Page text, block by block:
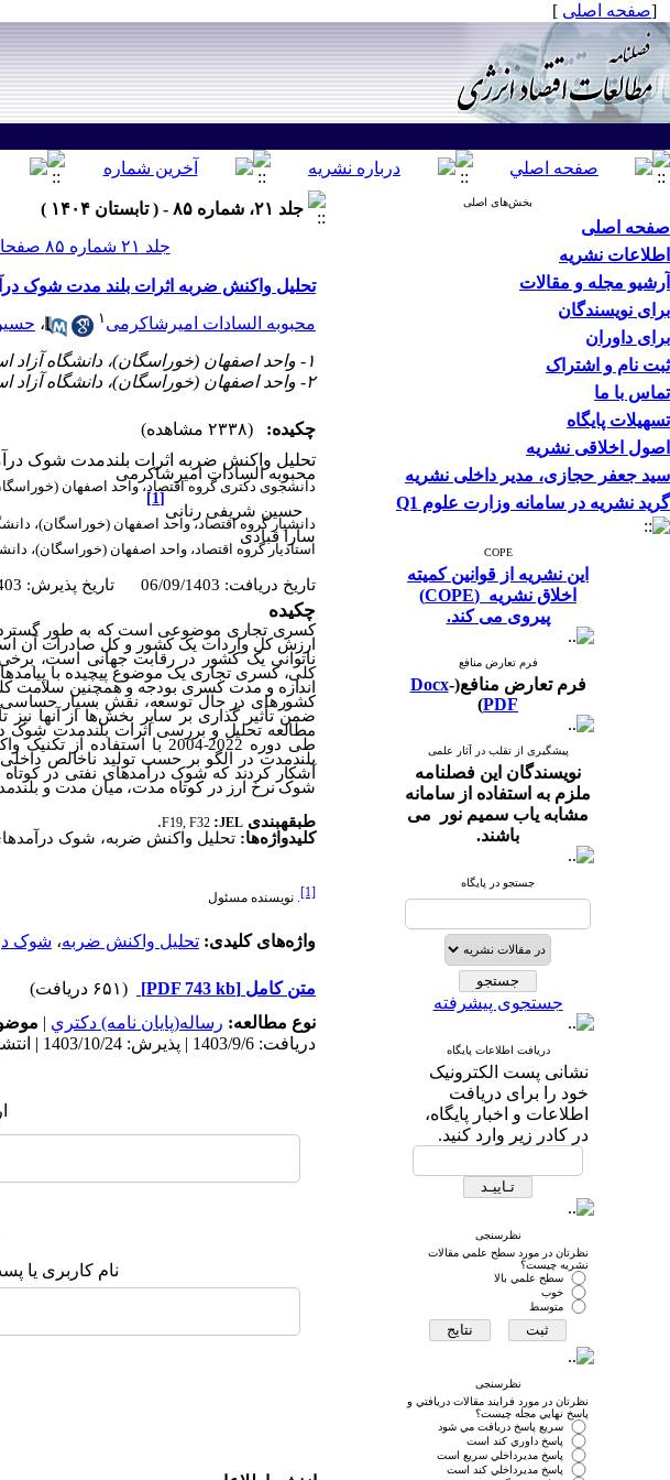
[صفحه اصلی ]
بخش‌های اصلی
صفحه اصلی
اطلاعات نشریه
آرشیو مجله و مقالات
برای نویسندگان
برای داوران
ثبت نام و اشتراک
تماس با ما
تسهیلات پایگاه
اصول اخلاقی نشریه
سید جعفر حجازی، مدیر داخلی نشریه
گرید نشریه در سامانه وزارت علوم Q1
COPE
این نشریه از قوانین کمیته
اخلاق نشریه (COPE)
پیروی می کند.
فرم تعارض منافع
فرم تعارض منافع( Docx-
PDF
)
پیشگیری از تقلب در آثار علمی
نویسندگان این فصلنامه
ملزم به استفاده از سامانه
مشابه یاب سمیم نور می
باشند.
جستجو در پایگاه
جستجوی پیشرفته
دریافت اطلاعات پایگاه
نشانی پست الکترونیک
خود را برای دریافت
اطلاعات و اخبار پایگاه،
در کادر زیر وارد کنید.
نظرسنجی
نظرتان در مورد سطح علمي مقالات
نشريه چيست؟
سطح علمي بالا
خوب
متوسط
نظرسنجی
نظرتان در مورد فرايند مقالات دريافتي و
پاسخ نهايي مجله چيست؟
سريع پاسخ دريافت مي شود
پاسخ داوري كند است
پاسخ مديرداخلي سريع است
پاسخ مديرداخلي كند است
جلد ۲۱، شماره ۸۵ - ( تابستان ۱۴۰۴ )
جلد ۲۱ شماره ۸۵ صفحات ۲۳۳-۲۰۹
تحلیل واکنش ضربه اثرات بلند مدت شوک
محبوبه السادات امیرشاکرمی ۱ ،
۱- واحد اصفهان (خوراسگان)، دانشگاه آزاد اسلامی، اصفهان، ایران
۲- واحد اصفهان (خوراسگان)، دانشگاه آزاد اسلامی، اصفهان، ایران ،
چکیده:
(۲۳۳۸ مشاهده)
تحلیل واکنش ضربه اثرات بلندمدت شوک
محبوبه السادات امیرشاکرمی
دانشجوی دکتری گروه اقتصاد، واحد اصفهان
حسین شریفی رنانی
[1]
دانشیار گروه اقتصاد، واحد اصفهان (خوراسگان)،
سارا قبادی
استادیار گروه اقتصاد، واحد اصفهان (خوراسگان)،
تاریخ دریافت: 06/09/1403 تاریخ پذیرش: 24/10/1403
چکیده
کسری تجاری موضوعی است که به ‌طور گسترده
ارزش کل واردات یک کشور و کل صادرات آن
ناتوانی یک کشور در رقابت جهانی است،
کلی، کسری تجاری یک موضوع پیچیده با
اندازه و مدت کسری بودجه و همچنین سلامت
کشورهای در حال توسعه، نقش بسیار
ضمن تأثیر گذاری بر سایر بخش‌ها از آنها
مطالعه تحلیل و بررسی اثرات بلندمدت شوک
طی دوره 2022-2004 با استفاده از تکنیک واکنش ضربه(
بلندمدت در الگو بر حسب تولید ناخالص
آشکار کردند که شوک درآمدهای نفتی در
شوک نرخ ارز در کوتاه مدت، میان مدت و
طبقه­بندی JEL
:
F19, F32
.
کلیدواژه‌ها: تحلیل واکنش ضربه، شوک
[1]. نویسنده مسئول
واژه‌های کلیدی: تحلیل واکنش ضربه، شوک
متن کامل [PDF 743 kb]
(۶۵۱ دریافت)
نوع مطالعه: رساله(پايان نامه) دكتري |
دریافت: 1403/9/6 | پذیرش: 1403/10/24 | انتشار: 1404/6/10 | انتشار الکترونیک: 1404/6/10
نام کاربری یا